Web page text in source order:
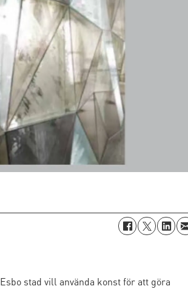
Esbo stad vill använda konst för att göra